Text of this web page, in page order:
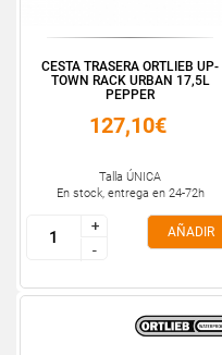
CESTA TRASERA ORTLIEB UP-
TOWN RACK URBAN 17,5L
PEPPER
127,10€
Talla ÚNICA
En stock, entrega en 24-72h
+
-
+
-
AÑADIR